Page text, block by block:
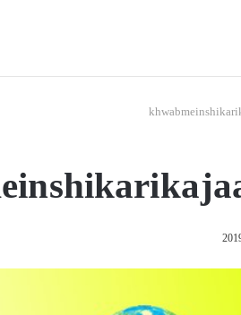
khwab mein shikari
shikari ka